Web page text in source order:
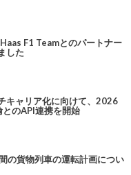
F1 Teamとのパートナー
した
キャリア化に向けて、2026
のAPI連携を開始
の貨物列車の運転計画につい